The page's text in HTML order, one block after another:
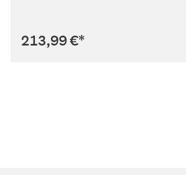
213,99 €*